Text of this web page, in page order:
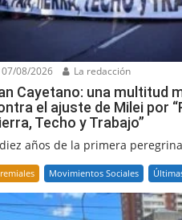
07/08/2026 La redacción
Cayetano: una multitud
el ajuste de Milei por
Techo y Trabajo”
años de la primera
Movimientos Sociales